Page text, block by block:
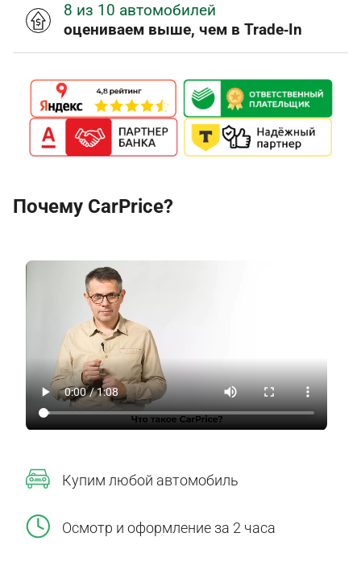
8 из 10 автомобилей
оцениваем выше, чем в Trade‑In
Почему CarPrice?
Купим любой автомобиль
Осмотр и оформление за 2 часа